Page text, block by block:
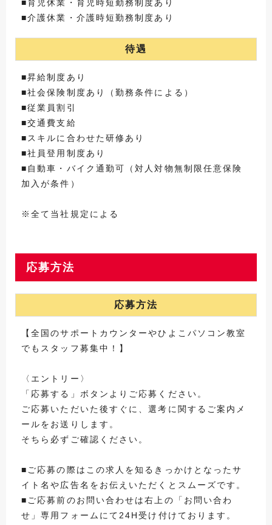
■育児休業・育児時短勤務制度あり
■介護休業・介護時短勤務制度あり
待遇
■昇給制度あり
■社会保険制度あり（勤務条件による）
■従業員割引
■交通費支給
■スキルに合わせた研修あり
■社員登用制度あり
■自動車・バイク通勤可（対人対物無制限任意保険
加入が条件）
※全て当社規定による
応募方法
応募方法
【全国のサポートカウンターやひよこパソコン教室
でもスタッフ募集中！】
〈エントリー〉
「応募する」ボタンよりご応募ください。
ご応募いただいた後すぐに、選考に関するご案内メ
ールをお送りします。
そちら必ずご確認ください。
■ご応募の際はこの求人を知るきっかけとなったサ
イト名や広告名をお伝えいただくとスムーズです。
■ご応募前のお問い合わせは右上の「お問い合わ
せ」専用フォームにて24H受け付けております。